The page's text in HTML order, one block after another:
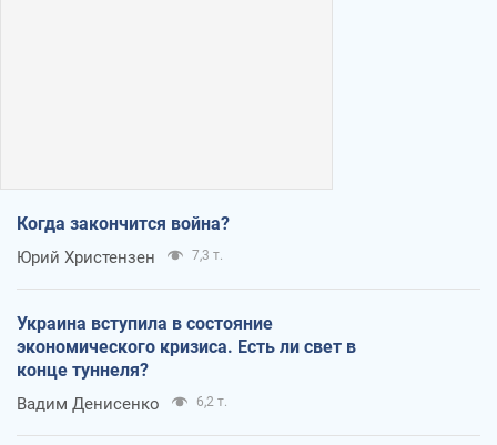
Когда закончится война?
Юрий Христензен 7,3 т.
Украина вступила в состояние
экономического кризиса. Есть ли свет в
конце туннеля?
Вадим Денисенко 6,2 т.